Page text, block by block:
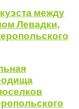
между
Левадки,